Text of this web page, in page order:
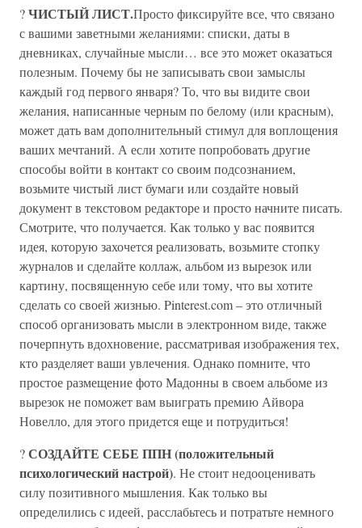
?ЧИСТЫЙ ЛИСТ.Просто фиксируйте все, что связано
с вашими заветными желаниями: списки, даты в
дневниках, случайные мысли… все это может оказаться
полезным. Почему бы не записывать свои замыслы
каждый год первого января? То, что вы видите свои
желания, написанные черным по белому (или красным),
может дать вам дополнительный стимул для воплощения
ваших мечтаний. А если хотите попробовать другие
способы войти в контакт со своим подсознанием,
возьмите чистый лист бумаги или создайте новый
документ в текстовом редакторе и просто начните писать.
Смотрите, что получается. Как только у вас появится
идея, которую захочется реализовать, возьмите стопку
журналов и сделайте коллаж, альбом из вырезок или
картину, посвященную себе или тому, что вы хотите
сделать со своей жизнью. Pinterest.com – это отличный
способ организовать мысли в электронном виде, также
почерпнуть вдохновение, рассматривая изображения тех,
кто разделяет ваши увлечения. Однако помните, что
простое размещение фото Мадонны в своем альбоме из
вырезок не поможет вам выиграть премию Айвора
Новелло, для этого придется еще и потрудиться!
?СОЗДАЙТЕ СЕБЕ ППН (положительный
психологический настрой). Не стоит недооценивать
силу позитивного мышления. Как только вы
определились с идеей, расслабьтесь и потратьте немного